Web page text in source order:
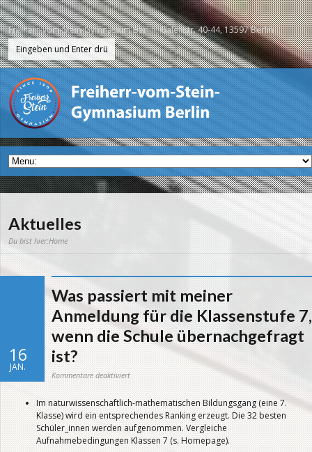
Freiherr-vom-Stein-Gymnasium Berlin, Galenstr. 40-44, 13597 Berlin
Aktuelles
Du bist hier:Home
16
JAN.
Was passiert mit meiner
Anmeldung für die Klassenstufe 7,
wenn die Schule übernachgefragt
ist?
Kommentare deaktiviertfür
meiner
Anmeldung
für
die
Klassenstufe
7,
wenn
Im naturwissenschaftlich-mathematischen Bildungsgang (eine 7.
Klasse) wird ein entsprechendes Ranking erzeugt. Die 32 besten
Schüler_innen werden aufgenommen. Vergleiche
Aufnahmebedingungen Klassen 7 (s. Homepage).